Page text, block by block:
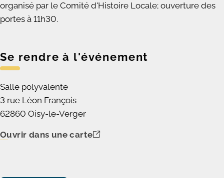
organisé par le Comité d'Histoire Locale; ouverture des
portes à 11h30.
Se rendre à l'événement
Salle polyvalente
3 rue Léon François
62860 Oisy-le-Verger
Ouvrir dans une carte